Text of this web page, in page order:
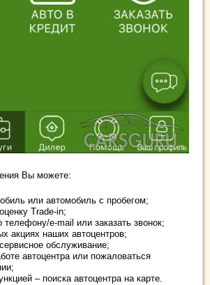
Вы можете:
или автомобиль с пробегом;
Trade-in;
телефону/e-mail или заказать звонок;
акциях наших автоцентров;
обслуживание;
автоцентра или пожаловаться
– поиска автоцентра на карте.